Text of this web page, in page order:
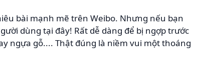
bài mạnh mẽ trên Weibo. Nhưng nếu bạn
dùng tại đây! Rất dễ dàng để bị ngợp trước
ngựa gỗ.... Thật đúng là niềm vui một thoáng